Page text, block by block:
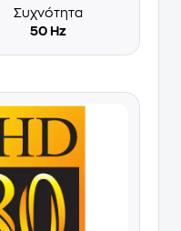
Συχνότητα
50 Hz